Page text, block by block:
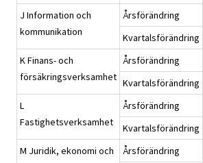
J Information och
kommunikation
Årsförändring
Kvartalsförändring
K Finans- och
försäkringsverksamhet
Årsförändring
Kvartalsförändring
L
Fastighetsverksamhet
Årsförändring
Kvartalsförändring
M Juridik, ekonomi och
Årsförändring